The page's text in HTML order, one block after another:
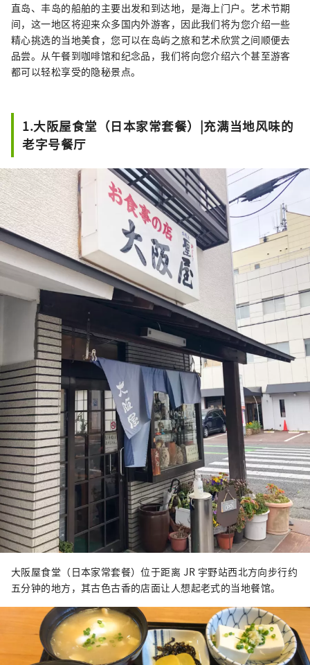
直岛、丰岛的船舶的主要出发和到达地，是海上门户。艺术节期
间，这一地区将迎来众多国内外游客，因此我们将为您介绍一些
精心挑选的当地美食，您可以在岛屿之旅和艺术欣赏之间顺便去
品尝。从午餐到咖啡馆和纪念品，我们将向您介绍六个甚至游客
都可以轻松享受的隐秘景点。
1.大阪屋食堂（日本家常套餐）|充满当地风味的
老字号餐厅
大阪屋食堂（日本家常套餐）位于距离 JR 宇野站西北方向步行约
五分钟的地方，其古色古香的店面让人想起老式的当地餐馆。